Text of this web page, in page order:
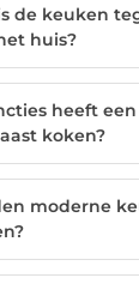
de keuken
huis?
heeft
koken?
moderne